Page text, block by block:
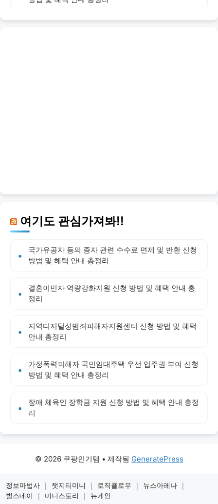
여기도 관심가져봐!!
국가유공자 등의 종자 관련 수수료 면제 및 반환 신청
방법 및 혜택 안내 총정리
결혼이민자 역량강화지원 신청 방법 및 혜택 안내 총
정리
지역디지털성범죄피해자지원센터 신청 방법 및 혜택
안내 총정리
가정폭력피해자 국민임대주택 우선 입주권 부여 신청
방법 및 혜택 안내 총정리
장애 체육인 장학금 지원 신청 방법 및 혜택 안내 총정
리
© 2026 쿠팡인기템 • 제작됨 GeneratePress
정보마법사 | 챗지티미니 | 로직플로우 | 뉴스아레나 |
벌스데이
| 미니스토리 | 뉴게인